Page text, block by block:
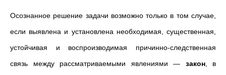
Осознанное решение задачи возможно только в том случае,
если выявлена и установлена необходимая, существенная,
устойчивая и воспроизводимая причинно-следственная
связь между рассматриваемыми явлениями — закон, в